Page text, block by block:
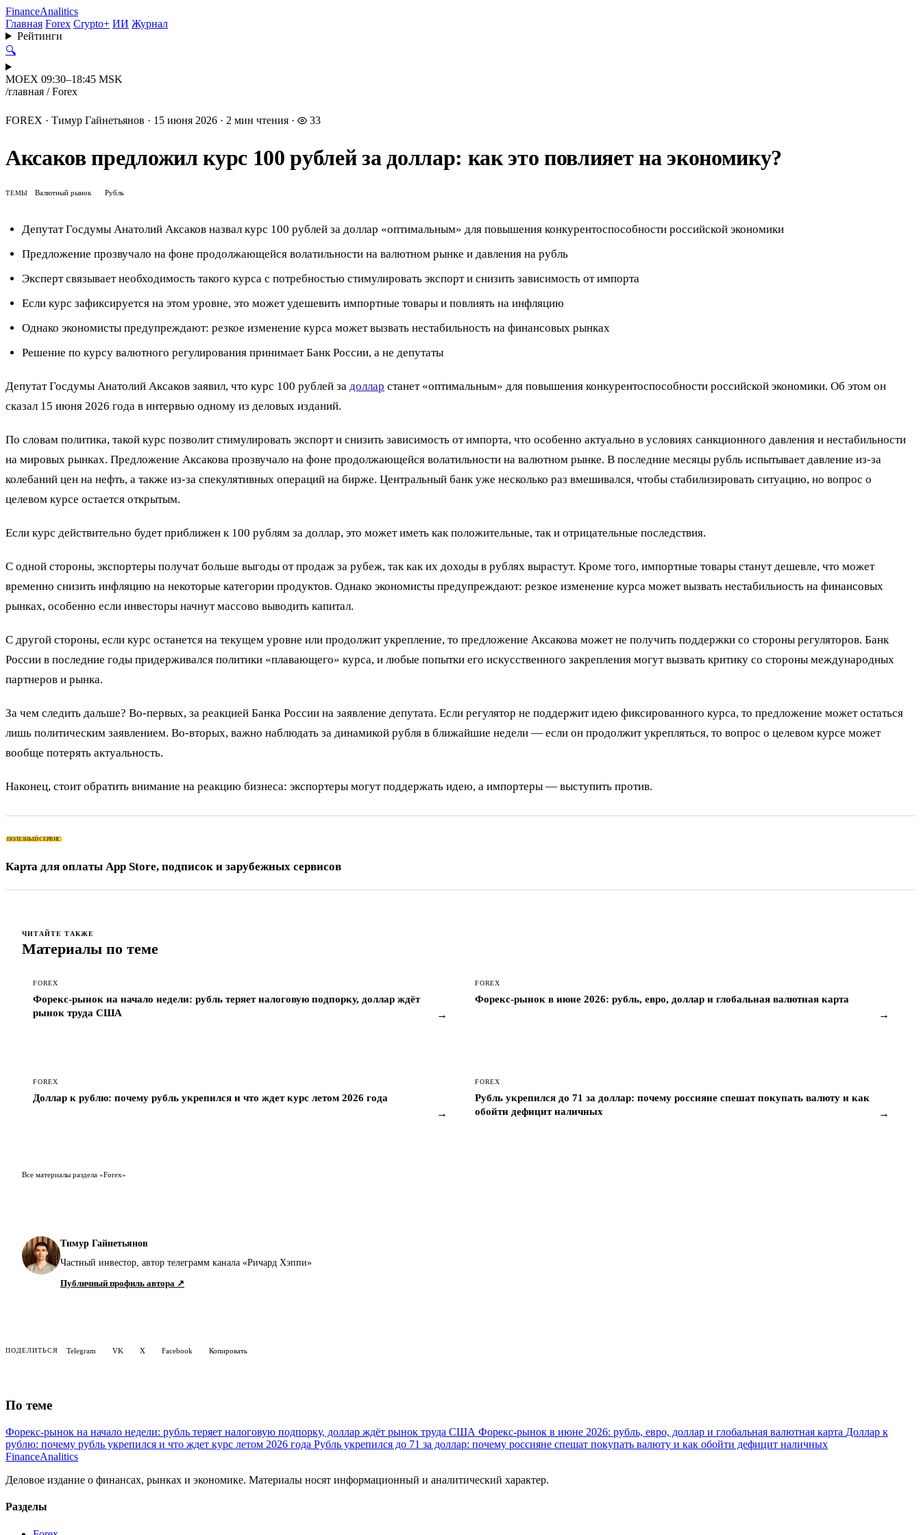
FinanceAnalitics
Главная Forex Crypto+ ИИ Журнал
Рейтинги
🔍
MOEX 09:30–18:45 MSK
/главная / Forex
FOREX · Тимур Гайнетьянов · 15 июня 2026 · 2 мин чтения · 33
Аксаков предложил курс 100 рублей за доллар: как это повлияет на экономику?
ТЕМЫ Валютный рынок Рубль
Депутат Госдумы Анатолий Аксаков назвал курс 100 рублей за доллар «оптимальным» для повышения конкурентоспособности российской экономики
Предложение прозвучало на фоне продолжающейся волатильности на валютном рынке и давления на рубль
Эксперт связывает необходимость такого курса с потребностью стимулировать экспорт и снизить зависимость от импорта
Если курс зафиксируется на этом уровне, это может удешевить импортные товары и повлиять на инфляцию
Однако экономисты предупреждают: резкое изменение курса может вызвать нестабильность на финансовых рынках
Решение по курсу валютного регулирования принимает Банк России, а не депутаты
Депутат Госдумы Анатолий Аксаков заявил, что курс 100 рублей за доллар станет «оптимальным» для повышения конкурентоспособности российской экономики. Об этом он
сказал 15 июня 2026 года в интервью одному из деловых изданий.
По словам политика, такой курс позволит стимулировать экспорт и снизить зависимость от импорта, что особенно актуально в условиях санкционного давления и нестабильности
на мировых рынках. Предложение Аксакова прозвучало на фоне продолжающейся волатильности на валютном рынке. В последние месяцы рубль испытывает давление из-за
колебаний цен на нефть, а также из-за спекулятивных операций на бирже. Центральный банк уже несколько раз вмешивался, чтобы стабилизировать ситуацию, но вопрос о
целевом курсе остается открытым.
Если курс действительно будет приближен к 100 рублям за доллар, это может иметь как положительные, так и отрицательные последствия.
С одной стороны, экспортеры получат больше выгоды от продаж за рубеж, так как их доходы в рублях вырастут. Кроме того, импортные товары станут дешевле, что может
временно снизить инфляцию на некоторые категории продуктов. Однако экономисты предупреждают: резкое изменение курса может вызвать нестабильность на финансовых
рынках, особенно если инвесторы начнут массово выводить капитал.
С другой стороны, если курс останется на текущем уровне или продолжит укрепление, то предложение Аксакова может не получить поддержки со стороны регуляторов. Банк
России в последние годы придерживался политики «плавающего» курса, и любые попытки его искусственного закрепления могут вызвать критику со стороны международных
партнеров и рынка.
За чем следить дальше? Во-первых, за реакцией Банка России на заявление депутата. Если регулятор не поддержит идею фиксированного курса, то предложение может остаться
лишь политическим заявлением. Во-вторых, важно наблюдать за динамикой рубля в ближайшие недели — если он продолжит укрепляться, то вопрос о целевом курсе может
вообще потерять актуальность.
Наконец, стоит обратить внимание на реакцию бизнеса: экспортеры могут поддержать идею, а импортеры — выступить против.
ПОЛЕЗНЫЙ СЕРВИС
Карта для оплаты App Store, подписок и зарубежных сервисов
ЧИТАЙТЕ ТАКЖЕ
Материалы по теме
FOREX
Форекс-рынок на начало недели: рубль теряет налоговую подпорку, доллар ждёт
рынок труда США
→
FOREX
Форекс-рынок в июне 2026: рубль, евро, доллар и глобальная валютная карта
→
FOREX
Доллар к рублю: почему рубль укрепился и что ждет курс летом 2026 года
→
FOREX
Рубль укрепился до 71 за доллар: почему россияне спешат покупать валюту и как
обойти дефицит наличных
→
Все материалы раздела «Forex»
Тимур Гайнетьянов
Частный инвестор, автор телеграмм канала «Ричард Хэппи»
Публичный профиль автора ↗
ПОДЕЛИТЬСЯ Telegram VK X Facebook Копировать
По теме
Форекс-рынок на начало недели: рубль теряет налоговую подпорку, доллар ждёт рынок труда США Форекс-рынок в июне 2026: рубль, евро, доллар и глобальная валютная карта Доллар к
рублю: почему рубль укрепился и что ждет курс летом 2026 года Рубль укрепился до 71 за доллар: почему россияне спешат покупать валюту и как обойти дефицит наличных
FinanceAnalitics
Деловое издание о финансах, рынках и экономике. Материалы носят информационный и аналитический характер.
Разделы